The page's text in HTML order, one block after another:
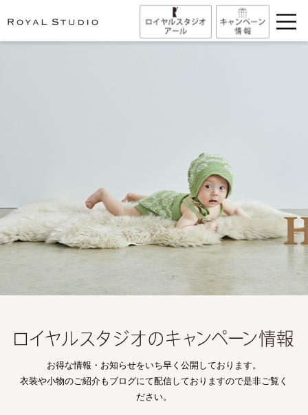
お得な情報・お知らせをいち早く公開しております。
衣装や小物のご紹介もブログにて配信しておりますので是非ご覧く
ださい。